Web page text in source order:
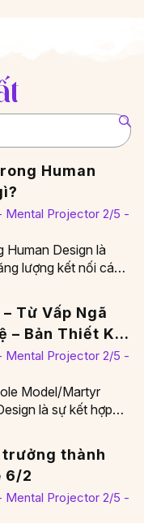
Human
Mental Projector 2/5 -
Human Design là
lượng kết nối các
Từ Vấp Ngã
– Bản Thiết Kế
Thành
Mental Projector 2/5 -
Model/Martyr
là sự kết hợp
thành
6/2
Mental Projector 2/5 -